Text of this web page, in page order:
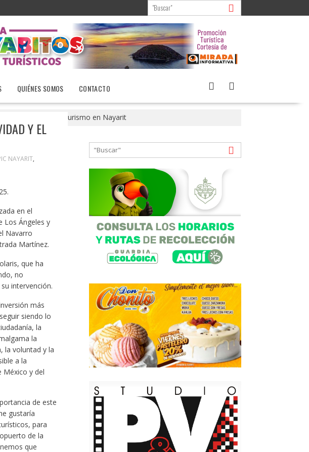
QUIÉNES SOMOS CONTACTO
conectividad y el turismo en Nayarit
Y EL
NAYARIT,
en el
Los Ángeles y
Navarro
Martínez.
que ha
no
intervención.
más
siendo lo
la
la
la voluntad y la
a la
México y del
de este
gustaría
para
de la
que